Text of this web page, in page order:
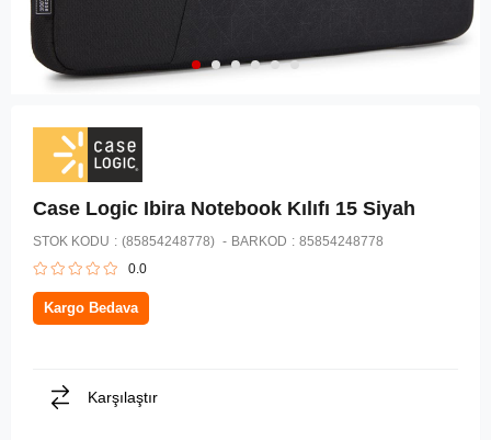
Case Logic Ibira Notebook Kılıfı 15 Siyah
STOK KODU (85854248778) BARKOD : 85854248778
0.0
Kargo Bedava
Karşılaştır